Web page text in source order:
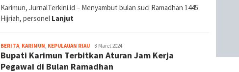
Karimun, JurnalTerkini.id – Menyambut bulan suci Ramadhan 1445
Hijriah, personel Lanjut
BERITA, KARIMUN, KEPULAUAN RIAUjurnal
8 Maret 2024
Bupati Karimun Terbitkan Aturan Jam Kerja
Pegawai di Bulan Ramadhan